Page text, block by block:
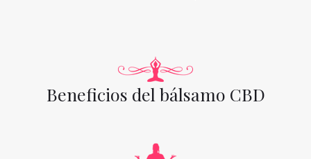
Beneficios del bálsamo CBD